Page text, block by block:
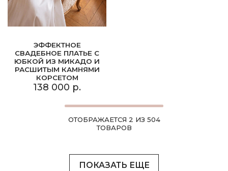
ЭФФЕКТНОЕ
СВАДЕБНОЕ ПЛАТЬЕ С
ЮБКОЙ ИЗ МИКАДО И
РАСШИТЫМ КАМНЯМИ
КОРСЕТОМ
138 000 р.
ОТОБРАЖАЕТСЯ 2 ИЗ 504
ТОВАРОВ
ПОКАЗАТЬ ЕЩЕ